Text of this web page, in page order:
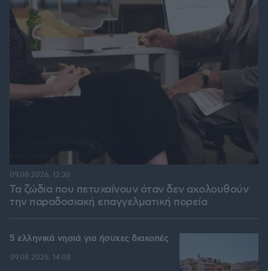
Τα ζώδια που πετυχαίνουν όταν δεν ακολουθούν
την παραδοσιακή επαγγελματική πορεία
09.08.2026, 12:30
5 ελληνικά νησιά για ήσυχες διακοπές
09.08.2026, 14:08